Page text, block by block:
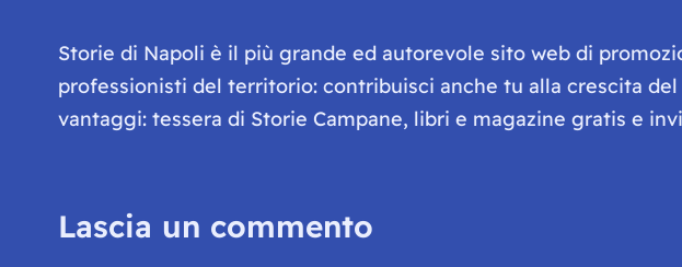
Storie di Napoli è il più grande ed autorevole sito web di
professionisti del territorio: contribuisci anche tu alla crescita
vantaggi: tessera di Storie Campane, libri e magazine gratis e
Lascia un commento